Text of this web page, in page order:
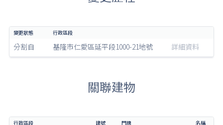
分割自 基隆市仁愛區延平段1000-21地號 詳細資料
關聯建物